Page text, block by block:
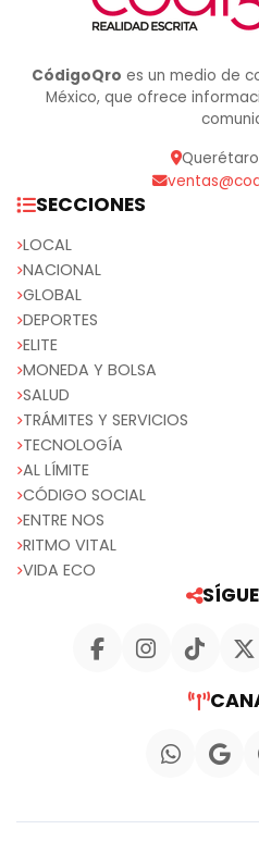
CódigoQro es un medio de
México, que ofrece
SECCIONES
LOCAL
NACIONAL
GLOBAL
DEPORTES
ELITE
MONEDA Y BOLSA
SALUD
TRÁMITES Y SERVICIOS
TECNOLOGÍA
AL LÍMITE
CÓDIGO SOCIAL
ENTRE NOS
RITMO VITAL
VIDA ECO